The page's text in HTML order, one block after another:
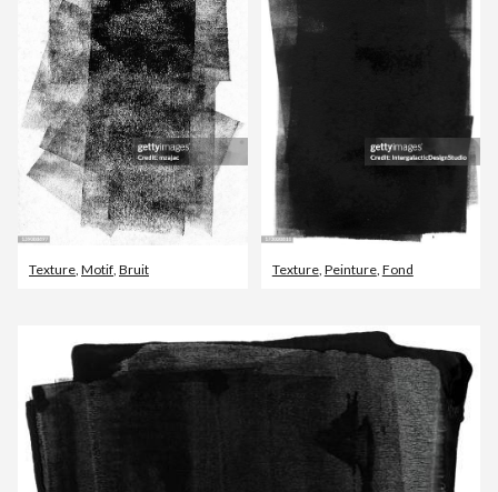
Texture, Motif, Bruit Texture, Peinture, Fond